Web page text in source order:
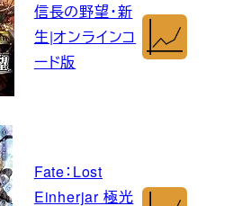
信長の野望・新
生|オンラインコ
ード版
Fate：Lost
Einherjar 極光